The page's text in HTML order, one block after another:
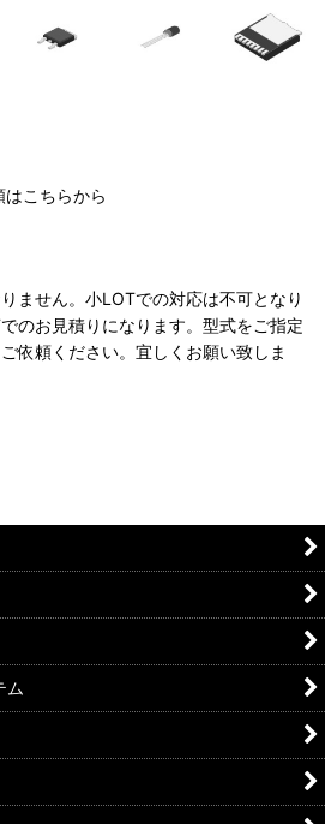
はこちらから
ません。小LOTでの対応は不可となり
のお見積りになります。型式をご指定
依頼ください。宜しくお願い致しま
ム